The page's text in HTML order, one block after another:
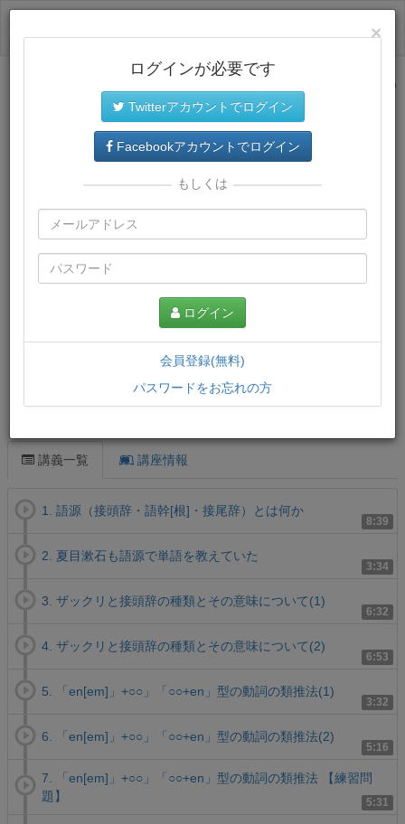
サイトトップに戻る
プレミアム会員では、教材がダウンロードでき、快適な動画
再生環境が提供されます。
講義一覧 講座情報
8:39
1. 語源（接頭辞・語幹[根]・接尾辞）とは何か
3:34
2. 夏目漱石も語源で単語を教えていた
6:32
3. ザックリと接頭辞の種類とその意味について(1)
6:53
4. ザックリと接頭辞の種類とその意味について(2)
3:32
5. 「en[em]」+○○」「○○+en」型の動詞の類推法(1)
5:16
6. 「en[em]」+○○」「○○+en」型の動詞の類推法(2)
5:31
7. 「en[em]」+○○」「○○+en」型の動詞の類推法 【練習問
題】
×
ログインが必要です
Twitterアカウントでログイン
Facebookアカウントでログイン
もしくは
ログイン
会員登録(無料)
パスワードをお忘れの方